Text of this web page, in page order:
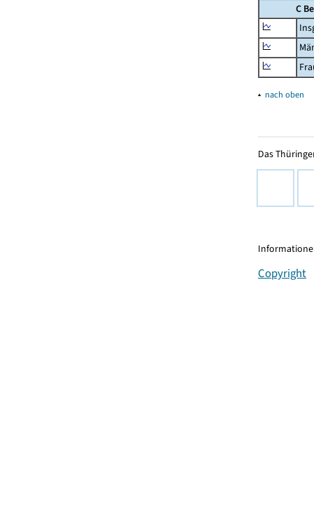
C
▴ nach oben
Das
Copyright